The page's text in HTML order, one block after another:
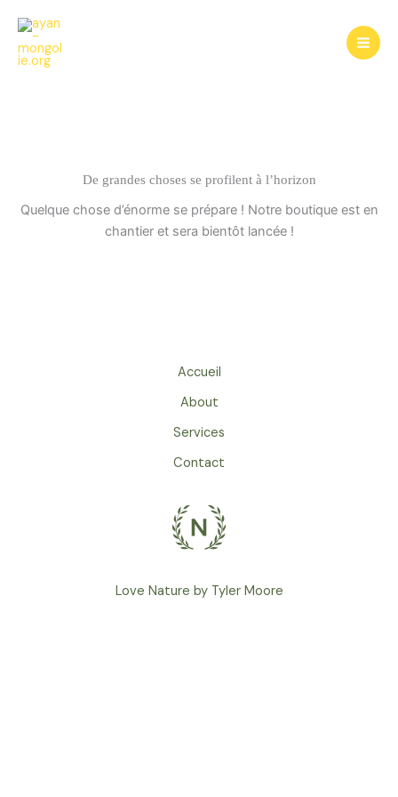
contenu
De grandes choses se profilent à l’horizon
Quelque chose d’énorme se prépare ! Notre boutique est en
chantier et sera bientôt lancée !
Accueil
About
Services
Contact
Love Nature by Tyler Moore